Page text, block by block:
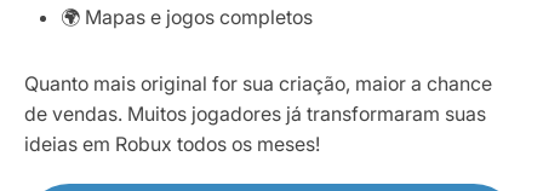
🌍 Mapas e jogos completos
Quanto mais original for sua criação, maior a chance
de vendas. Muitos jogadores já transformaram suas
ideias em Robux todos os meses!